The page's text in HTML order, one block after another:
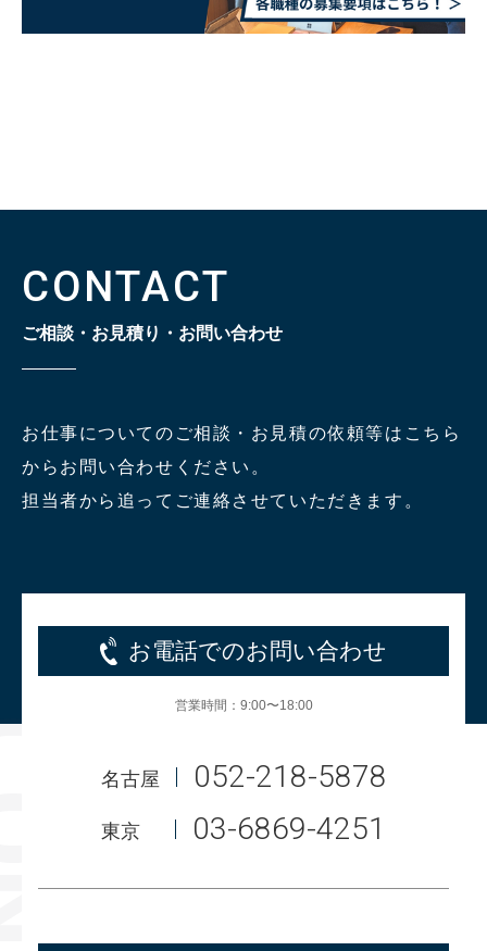
CONTACT
ご相談・お見積り・お問い合わせ
お仕事についてのご相談・お見積の依頼等はこちら
からお問い合わせください。
担当者から追ってご連絡させていただきます。
お電話でのお問い合わせ
営業時間：9:00〜18:00
名古屋 052-218-5878
東京 03-6869-4251